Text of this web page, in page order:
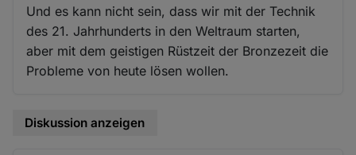
Und es kann nicht sein, dass wir mit der Technik
des 21. Jahrhunderts in den Weltraum starten,
aber mit dem geistigen Rüstzeit der Bronzezeit die
Probleme von heute lösen wollen.
Diskussion anzeigen